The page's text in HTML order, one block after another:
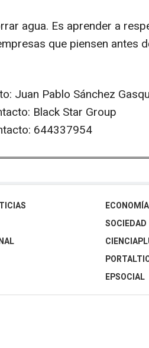
agua. Es aprender a
que piensen antes
Juan Pablo Sánchez
Black Star Group
644337954
ECONOMÍA
SOCIEDAD
EPSOCIAL